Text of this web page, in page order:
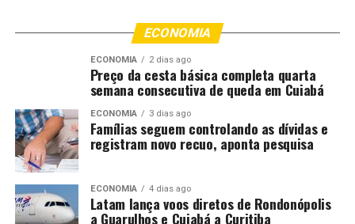
ECONOMIA
ECONOMIA 2 dias ago
Preço da cesta básica completa quarta
semana consecutiva de queda em Cuiabá
ECONOMIA 3 dias ago
Famílias seguem controlando as dívidas e
registram novo recuo, aponta pesquisa
ECONOMIA 4 dias ago
Latam lança voos diretos de Rondonópolis
a Guarulhos e Cuiabá a Curitiba